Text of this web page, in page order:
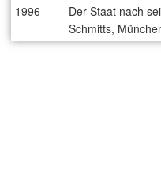
1996
Der Staat nach
Schmitts,